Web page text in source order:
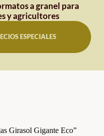
a granel para
y agricultores
ESPECIALES
Girasol Gigante Eco”